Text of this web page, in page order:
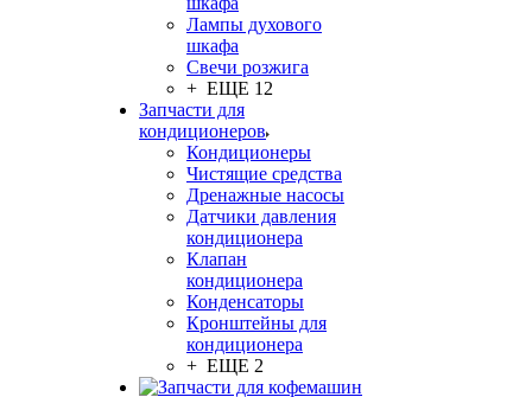
Лампы духового
шкафа
Свечи розжига
+ ЕЩЕ 12
Запчасти для
кондиционеров
Кондиционеры
Чистящие средства
Дренажные насосы
Датчики давления
кондиционера
Клапан
кондиционера
Конденсаторы
Кронштейны для
кондиционера
+ ЕЩЕ 2